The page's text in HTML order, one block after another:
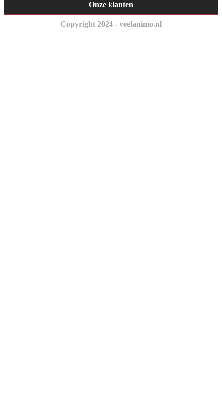
Onze klanten
Copyright 2024 - veelanimo.nl